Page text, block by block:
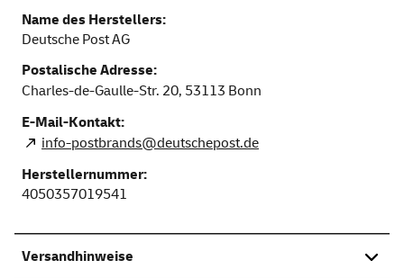
Name des Herstellers:
Deutsche Post AG
Postalische Adresse:
Charles-de-Gaulle-Str. 20, 53113 Bonn
E-Mail-Kontakt:
info-postbrands@deutschepost.de
Herstellernummer:
4050357019541
Versandhinweise